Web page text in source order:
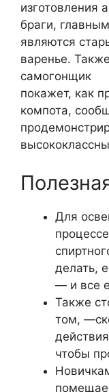
изготовления
браги,
являются
варенье.
самогонщик
покажет, как
компота,
Для
делать,
— и все
Также
том,
чтобы